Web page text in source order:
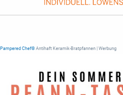
Pampered Chef® Antihaft Keramik-Bratpfannen | Werbung